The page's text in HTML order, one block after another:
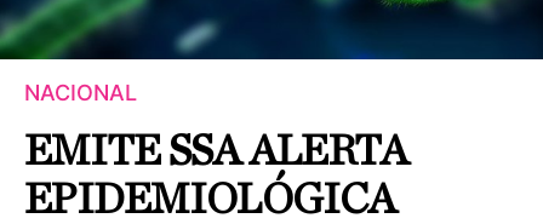
NACIONAL
EMITE SSA ALERTA
EPIDEMIOLÓGICA